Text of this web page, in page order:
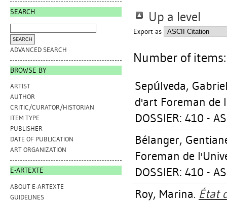
SEARCH
ADVANCED SEARCH
BROWSE BY
ARTIST
AUTHOR
CRITIC/CURATOR/HISTORIAN
ITEM TYPE
PUBLISHER
DATE OF PUBLICATION
ART ORGANIZATION
E-ARTEXTE
ABOUT E-ARTEXTE
GUIDELINES
Up a level
Export as
Number of
Sepúlveda,
d'art Foreman de
DOSSIER: 410 -
Bélanger,
Foreman de
DOSSIER: 410 -
Roy, Marina. État